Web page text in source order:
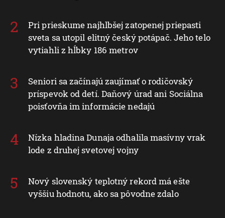
Pri prieskume najhlbšej zatopenej priepasti
sveta sa utopil elitný český potápač. Jeho telo
vytiahli z hĺbky 186 metrov
Seniori sa začínajú zaujímať o rodičovský
príspevok od detí. Daňový úrad ani Sociálna
poisťovňa im informácie nedajú
Nízka hladina Dunaja odhalila masívny vrak
lode z druhej svetovej vojny
Nový slovenský teplotný rekord má ešte
vyššiu hodnotu, ako sa pôvodne zdalo